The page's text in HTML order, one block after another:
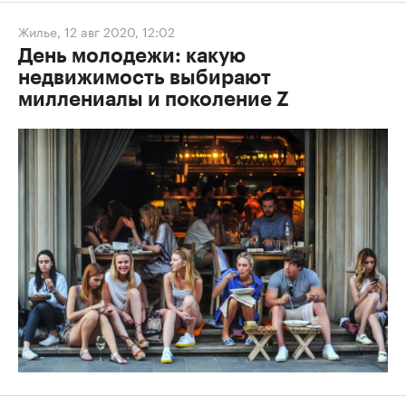
Жилье, 12 авг 2020, 12:02
День молодежи: какую
недвижимость выбирают
миллениалы и поколение Z